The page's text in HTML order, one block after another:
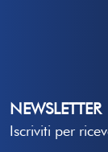
NEWSLETTER
Iscriviti per